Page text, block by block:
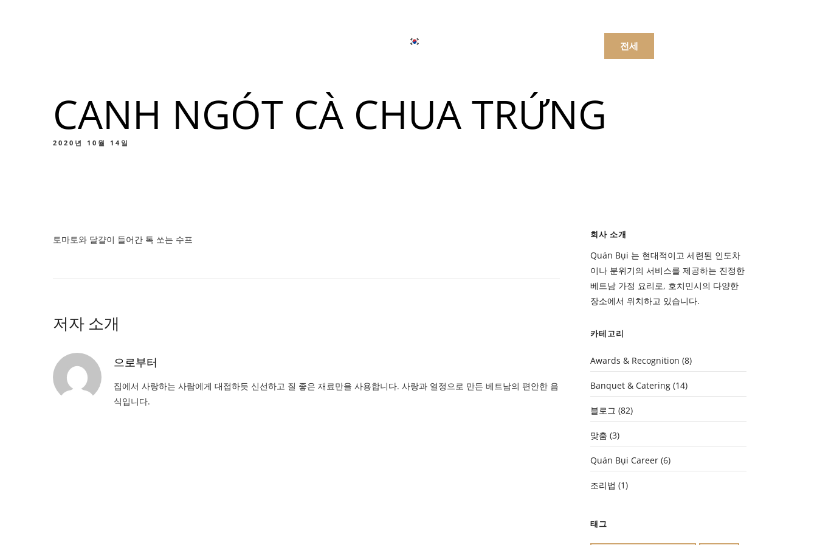
메뉴
음료수
日本語
전세
메뉴 메뉴
CANH NGÓT CÀ CHUA TRỨNG
2020년 10월 14일
토마토와 달걀이 들어간 톡 쏘는 수프
저자 소개
으로부터
집에서 사랑하는 사람에게 대접하듯 신선하고 질 좋은 재료만을 사용합니다. 사랑과 열정으로 만든 베트남의 편안한 음
식입니다.
회사 소개
Quán Bụi 는 현대적이고 세련된 인도차
이나 분위기의 서비스를 제공하는 진정한
베트남 가정 요리로, 호치민시의 다양한
장소에서 위치하고 있습니다.
카테고리
Awards & Recognition (8)
Banquet & Catering (14)
블로그 (82)
맞춤 (3)
Quán Bụi Career (6)
조리법 (1)
태그